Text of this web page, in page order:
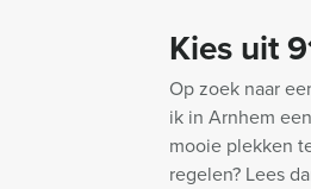
Kies uit
Op zoek naar
ik in Arnhem
mooie plekken
regelen? Lees